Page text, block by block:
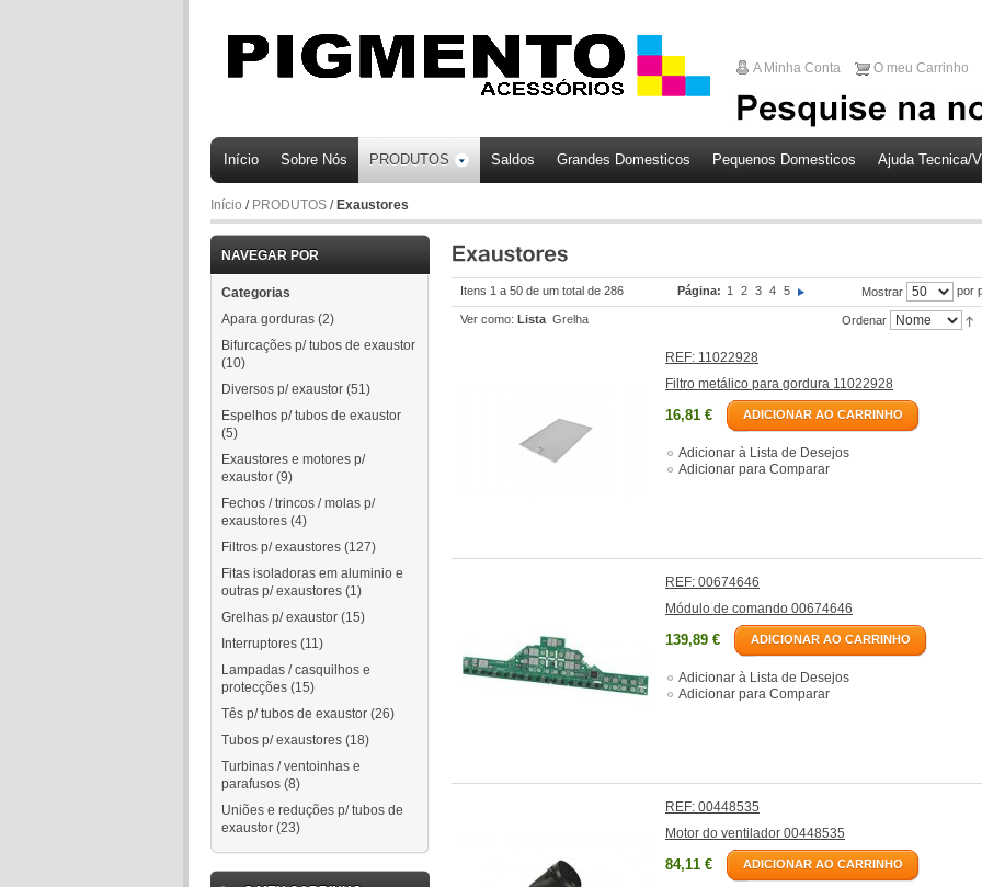
A Minha Conta O meu Carrinho
Início Sobre Nós PRODUTOS Saldos Grandes Domesticos Pequenos Domesticos Ajuda Tecnica/
Início / PRODUTOS / Exaustores
NAVEGAR POR
Categorias
Apara gorduras (2)
Bifurcações p/ tubos de exaustor
(10)
Diversos p/ exaustor (51)
Espelhos p/ tubos de exaustor
(5)
Exaustores e motores p/
exaustor (9)
Fechos / trincos / molas p/
exaustores (4)
Filtros p/ exaustores (127)
Fitas isoladoras em aluminio e
outras p/ exaustores (1)
Grelhas p/ exaustor (15)
Interruptores (11)
Lampadas / casquilhos e
protecções (15)
Tês p/ tubos de exaustor (26)
Tubos p/ exaustores (18)
Turbinas / ventoinhas e
parafusos (8)
Uniões e reduções p/ tubos de
exaustor (23)
Itens 1 a 50 de um total de 286 Mostrar por
Página: 1 2 3 4 5
Ver como: Lista Grelha Ordenar
REF: 11022928
Filtro metálico para gordura 11022928
16,81 € ADICIONAR AO CARRINHO
Adicionar à Lista de Desejos
Adicionar para Comparar
REF: 00674646
Módulo de comando 00674646
139,89 € ADICIONAR AO CARRINHO
Adicionar à Lista de Desejos
Adicionar para Comparar
REF: 00448535
Motor do ventilador 00448535
84,11 € ADICIONAR AO CARRINHO